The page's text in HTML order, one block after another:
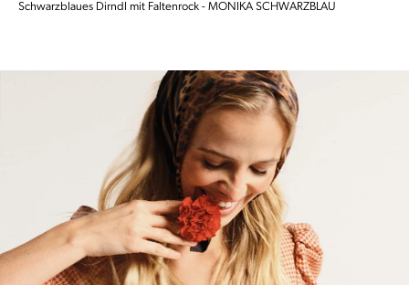
Schwarzblaues Dirndl mit Faltenrock - MONIKA SCHWARZBLAU